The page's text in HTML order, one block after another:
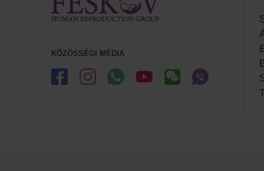
KÖZÖSSÉGI MÉDIA